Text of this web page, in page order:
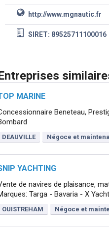
http://www.mgnautic.fr
SIRET: 89525711100016
MARINE
Beneteau,
DEAUVILLE Négoce et
YACHTING
de navires de plaisance,
Targa - Bavaria - X
OUISTREHAM Négoce et